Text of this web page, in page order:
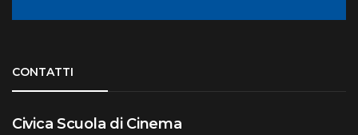
CONTATTI
Civica Scuola di Cinema